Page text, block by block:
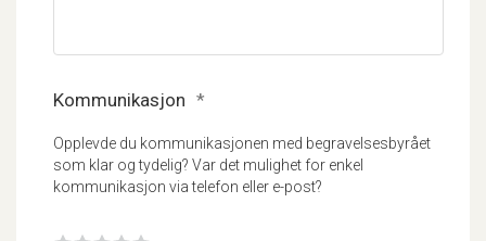
Kommunikasjon *
Opplevde du kommunikasjonen med begravelsesbyrået
som klar og tydelig? Var det mulighet for enkel
kommunikasjon via telefon eller e-post?